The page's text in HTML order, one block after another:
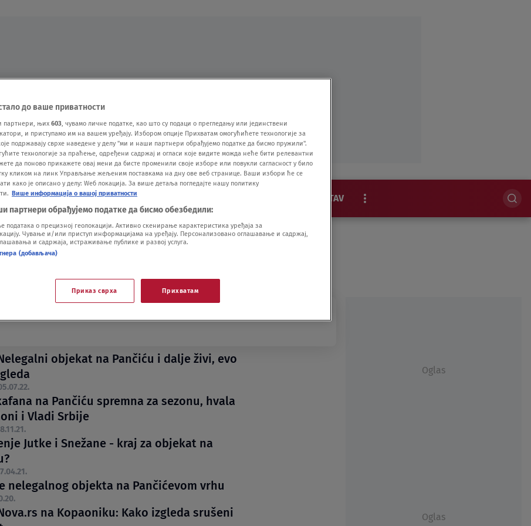
VESTI SHOW SPORT STAV
objekat na Pančiću i dalje živi, evo
na Pančiću spremna za sezonu, hvala
i Vladi Srbije
Jutke i Snežane - kraj za objekat na
nelegalnog objekta na Pančićevom vrhu
na Kopaoniku: Kako izgleda srušeni
Oglas
Oglas
до ваше приватности
њих 603, чувамо личне податке, као што су подаци о прегледању или јединствени
и приступамо им на вашем уређају. Избором опције Прихватам омогућићете технологије за
подржавају сврхе наведене у делу "ми и наши партнери обрађујемо податке да бисмо пружили".
технологије за праћење, одређени садржај и огласи које видите можда неће бити релевантни
да поново прикажете овај мени да бисте променили своје изборе или повукли сагласност у било
кликом на линк Управљање жељеним поставкама на дну ове веб странице. Ваши избори ће се
како је описано у делу: Wеб локација. За више детаља погледајте нашу политику
Више информација о вашој приватности
партнери обрађујемо податке да бисмо обезбедили:
података о прецизној геолокацији. Активно скенирање карактеристика уређаја за
Чување и/или приступ информацијама на уређају. Персонализовано оглашавање и садржај,
и садржаја, истраживање публике и развој услуга.
(добављача)
Приказ сврха Прихватам